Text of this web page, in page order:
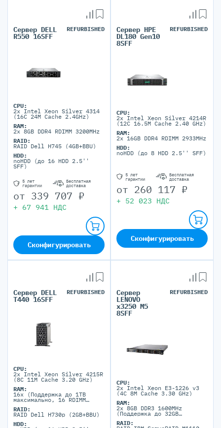
Сервер DELL
R550 16SFF
REFURBISHED
CPU:
2x Intel Xeon Silver 4314
(16C 24M Cache 2.4GHz)
RAM:
2x 8GB DDR4 RDIMM 3200MHz
RAID:
RAID Dell H745 (4GB+BBU)
HDD:
noHDD (до 16 HDD 2.5''
SFF)
5 лет
гарантии
Бесплатная
доставка
от 339 707 ₽
+ 67 941 НДС
Сконфигурировать
Сервер HPE
DL180 Gen10
8SFF
REFURBISHED
CPU:
2x Intel Xeon Silver 4214R
(12C 16.5M Cache 2.40 GHz)
RAM:
2x 16GB DDR4 RDIMM 2933MHz
HDD:
noHDD (до 8 HDD 2.5'' SFF)
5 лет
гарантии
Бесплатная
доставка
от 260 117 ₽
+ 52 023 НДС
Сконфигурировать
Сервер DELL
T440 16SFF
REFURBISHED
CPU:
2x Intel Xeon Silver 4215R
(8C 11M Cache 3.20 GHz)
RAM:
16x (Поддержка до 1TB
максимально, 16 RDIMM
RAID:
RAID Dell H730p (2GB+BBU)
HDD:
Сервер
LENOVO
x3250 M5
8SFF
REFURBISHED
CPU:
2x Intel Xeon E3-1226 v3
(4C 8M Cache 3.30 GHz)
RAM:
2x 8GB DDR3 1600MHz
(Поддержка до 32GB
портов)
RAID: